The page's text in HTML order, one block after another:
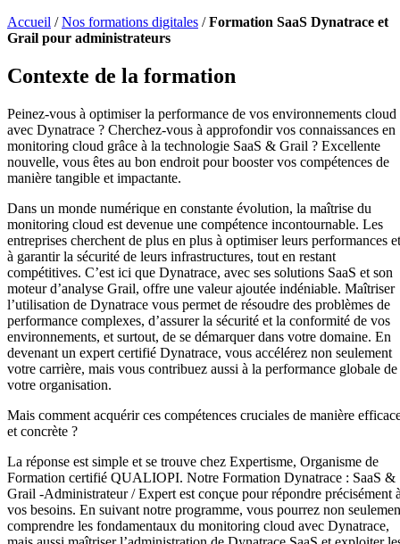
Accueil /Nos formations digitales /Formation SaaS Dynatrace et
Grail pour administrateurs
Contexte de la formation
Peinez-vous à optimiser la performance de vos environnements cloud
avec Dynatrace ? Cherchez-vous à approfondir vos connaissances en
monitoring cloud grâce à la technologie SaaS & Grail ? Excellente
nouvelle, vous êtes au bon endroit pour booster vos compétences de
manière tangible et impactante.
Dans un monde numérique en constante évolution, la maîtrise du
monitoring cloud est devenue une compétence incontournable. Les
entreprises cherchent de plus en plus à optimiser leurs performances et
à garantir la sécurité de leurs infrastructures, tout en restant
compétitives. C’est ici que Dynatrace, avec ses solutions SaaS et son
moteur d’analyse Grail, offre une valeur ajoutée indéniable. Maîtriser
l’utilisation de Dynatrace vous permet de résoudre des problèmes de
performance complexes, d’assurer la sécurité et la conformité de vos
environnements, et surtout, de se démarquer dans votre domaine. En
devenant un expert certifié Dynatrace, vous accélérez non seulement
votre carrière, mais vous contribuez aussi à la performance globale de
votre organisation.
Mais comment acquérir ces compétences cruciales de manière
et concrète ?
La réponse est simple et se trouve chez Expertisme, Organisme de
Formation certifié QUALIOPI. Notre Formation Dynatrace : SaaS &
Grail -Administrateur / Expert est conçue pour répondre précisément
vos besoins. En suivant notre programme, vous pourrez non
comprendre les fondamentaux du monitoring cloud avec Dynatrace,